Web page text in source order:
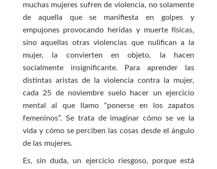
muchas mujeres sufren de violencia, no solamente
de aquella que se manifiesta en golpes y
empujones provocando heridas y muerte físicas,
sino aquellas otras violencias que nulifican a la
mujer, la convierten en objeto, la hacen
socialmente insignificante. Para aprender las
distintas aristas de la violencia contra la mujer,
cada 25 de noviembre suelo hacer un ejercicio
mental al que llamo “ponerse en los zapatos
femeninos”. Se trata de imaginar cómo se ve la
vida y cómo se perciben las cosas desde el ángulo
de las mujeres.
Es, sin duda, un ejercicio riesgoso, porque está